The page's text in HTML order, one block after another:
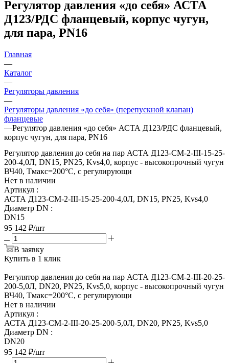
Регулятор давления «до себя» АСТА
Д123/РДС фланцевый, корпус чугун,
для пара, PN16
Главная
—
Каталог
—
Регуляторы давления
—
Регуляторы давления «до себя» (перепускной клапан)
фланцевые
—Регулятор давления «до себя» АСТА Д123/РДС фланцевый,
корпус чугун, для пара, PN16
Регулятор давления до себя на пар АСТА Д123-СМ-2-III-15-25-
200-4,0Л, DN15, PN25, Kvs4,0, корпус - высокопрочный чугун
ВЧ40, Tмакс=200°С, с регулирующи
Нет в наличии
Артикул :
АСТА Д123-СМ-2-III-15-25-200-4,0Л, DN15, PN25, Kvs4,0
Диаметр DN :
DN15
95 142 ₽/шт
В заявку
Купить в 1 клик
Регулятор давления до себя на пар АСТА Д123-СМ-2-III-20-25-
200-5,0Л, DN20, PN25, Kvs5,0, корпус - высокопрочный чугун
ВЧ40, Tмакс=200°С, с регулирующи
Нет в наличии
Артикул :
АСТА Д123-СМ-2-III-20-25-200-5,0Л, DN20, PN25, Kvs5,0
Диаметр DN :
DN20
95 142 ₽/шт